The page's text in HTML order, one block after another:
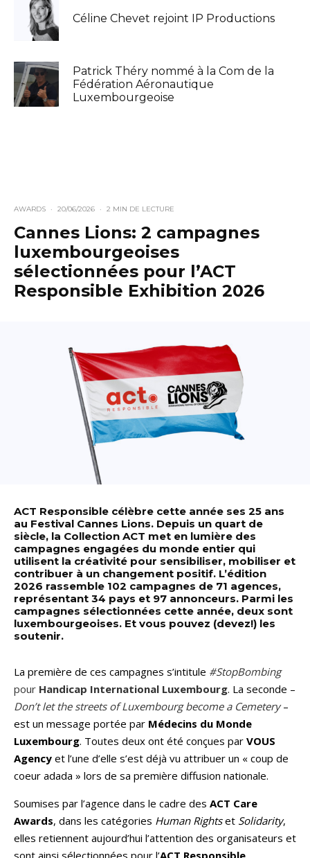
Céline Chevet rejoint IP Productions
Patrick Théry nommé à la Com de la
Fédération Aéronautique
Luxembourgeoise
AWARDS · 20/06/2026 · 2 MIN DE LECTURE
Cannes Lions: 2 campagnes
luxembourgeoises
sélectionnées pour l’ACT
Responsible Exhibition 2026
ACT Responsible célèbre cette année ses 25 ans
au Festival Cannes Lions. Depuis un quart de
siècle, la Collection ACT met en lumière des
campagnes engagées du monde entier qui
utilisent la créativité pour sensibiliser, mobiliser et
contribuer à un changement positif. L’édition
2026 rassemble 102 campagnes de 71 agences,
représentant 34 pays et 97 annonceurs. Parmi les
campagnes sélectionnées cette année, deux sont
luxembourgeoises. Et vous pouvez (devez!) les
soutenir.
La première de ces campagnes s’intitule #StopBombing
pour Handicap International Luxembourg. La seconde –
Don’t let the streets of Luxembourg become a Cemetery –
est un message portée par Médecins du Monde
Luxembourg. Toutes deux ont été conçues par VOUS
Agency et l’une d’elle s’est déjà vu attribuer un « coup de
coeur adada » lors de sa première diffusion nationale.
Soumises par l’agence dans le cadre des ACT Care
Awards, dans les catégories Human Rights et Solidarity,
elles retiennent aujourd’hui l’attention des organisateurs et